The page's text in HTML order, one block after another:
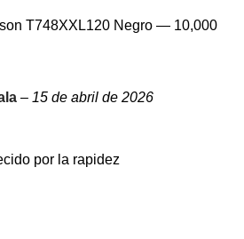
T748XXL120 Negro — 10,000
– 15 de abril de 2026
por la rapidez